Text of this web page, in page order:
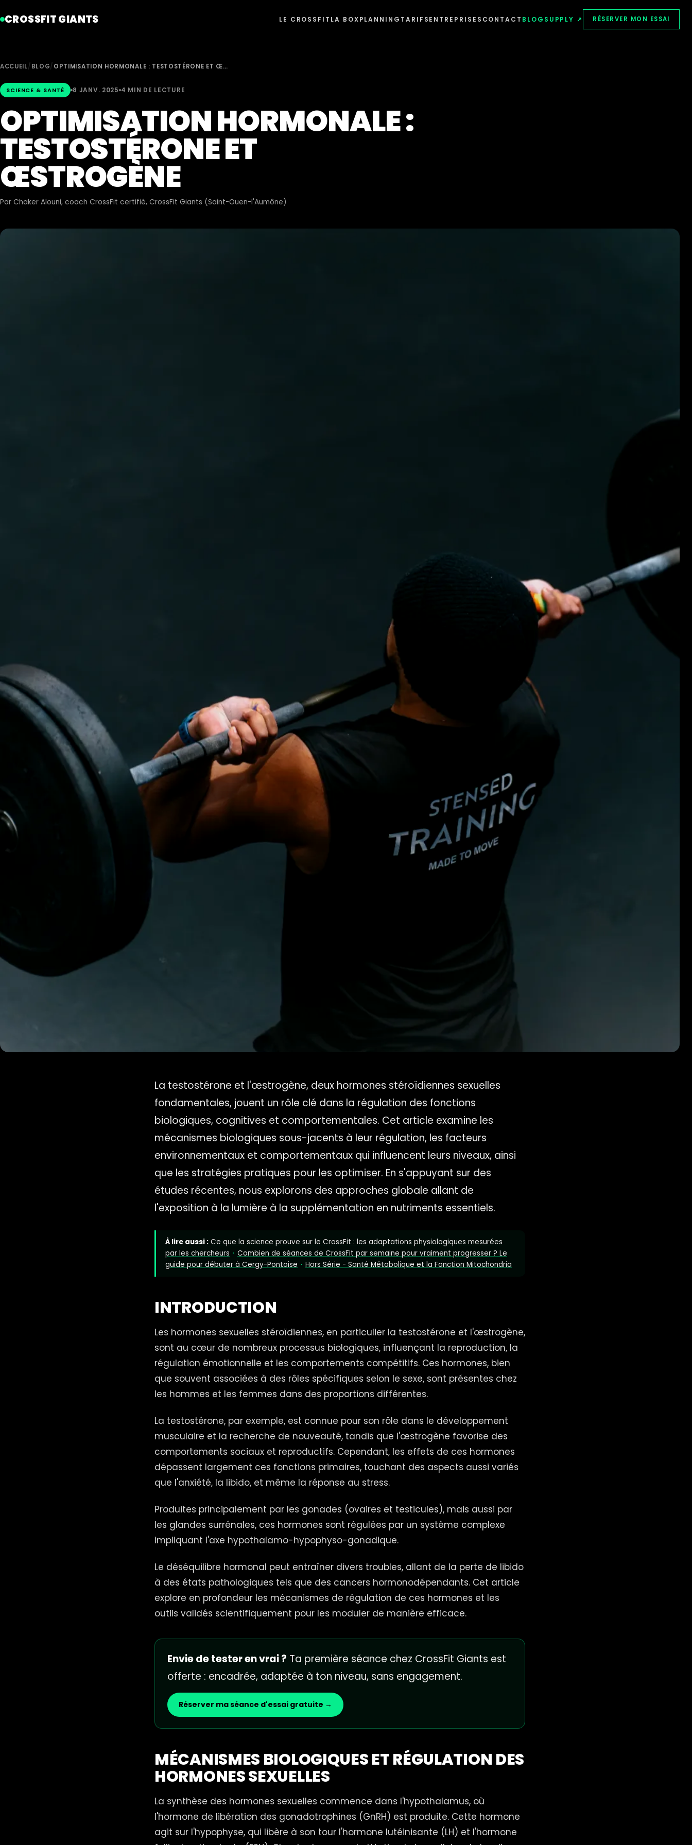
CROSSFIT GIANTS LE CROSSFIT LA BOXPLANNING TARIFSENTREPRISES CONTACT BLOG SUPPLY ↗ RÉSERVER MON ESSAI
ACCUEIL/ BLOG/ OPTIMISATION HORMONALE : TESTOSTÉRONE ET Œ…
SCIENCE & SANTÉ 8 JANV. 2025 4 MIN DE LECTURE
OPTIMISATION HORMONALE :
TESTOSTÉRONE ET
ŒSTROGÈNE
Par Chaker Alouni, coach CrossFit certifié, CrossFit Giants (Saint-Ouen-l'Aumône)
La testostérone et l'œstrogène, deux hormones stéroïdiennes sexuelles
fondamentales, jouent un rôle clé dans la régulation des fonctions
biologiques, cognitives et comportementales. Cet article examine les
mécanismes biologiques sous-jacents à leur régulation, les facteurs
environnementaux et comportementaux qui influencent leurs niveaux, ainsi
que les stratégies pratiques pour les optimiser. En s'appuyant sur des
études récentes, nous explorons des approches globale allant de
l'exposition à la lumière à la supplémentation en nutriments essentiels.
À lire aussi : Ce que la science prouve sur le CrossFit : les adaptations physiologiques mesurées
par les chercheurs · Combien de séances de CrossFit par semaine pour vraiment progresser ? Le
guide pour débuter à Cergy-Pontoise · Hors Série - Santé Métabolique et la Fonction Mitochondria
INTRODUCTION
Les hormones sexuelles stéroïdiennes, en particulier la testostérone et l'œstrogène,
sont au cœur de nombreux processus biologiques, influençant la reproduction, la
régulation émotionnelle et les comportements compétitifs. Ces hormones, bien
que souvent associées à des rôles spécifiques selon le sexe, sont présentes chez
les hommes et les femmes dans des proportions différentes.
La testostérone, par exemple, est connue pour son rôle dans le développement
musculaire et la recherche de nouveauté, tandis que l'œstrogène favorise des
comportements sociaux et reproductifs. Cependant, les effets de ces hormones
dépassent largement ces fonctions primaires, touchant des aspects aussi variés
que l'anxiété, la libido, et même la réponse au stress.
Produites principalement par les gonades (ovaires et testicules), mais aussi par
les glandes surrénales, ces hormones sont régulées par un système complexe
impliquant l'axe hypothalamo-hypophyso-gonadique.
Le déséquilibre hormonal peut entraîner divers troubles, allant de la perte de libido
à des états pathologiques tels que des cancers hormonodépendants. Cet article
explore en profondeur les mécanismes de régulation de ces hormones et les
outils validés scientifiquement pour les moduler de manière efficace.
Envie de tester en vrai ? Ta première séance chez CrossFit Giants est
offerte : encadrée, adaptée à ton niveau, sans engagement.
Réserver ma séance d'essai gratuite →
MÉCANISMES BIOLOGIQUES ET RÉGULATION DES
HORMONES SEXUELLES
La synthèse des hormones sexuelles commence dans l'hypothalamus, où
l'hormone de libération des gonadotrophines (GnRH) est produite. Cette hormone
agit sur l'hypophyse, qui libère à son tour l'hormone lutéinisante (LH) et l'hormone